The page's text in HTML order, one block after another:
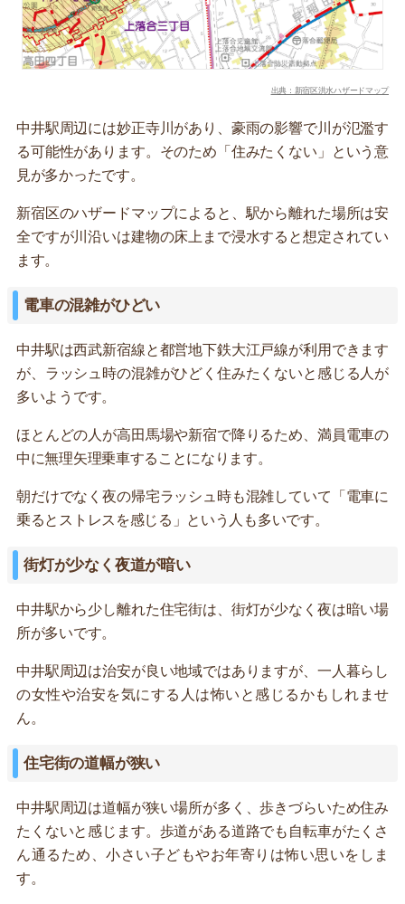
出典：新宿区洪水ハザードマップ
中井駅周辺には妙正寺川があり、豪雨の影響で川が氾濫す
る可能性があります。そのため「住みたくない」という意
見が多かったです。
新宿区のハザードマップによると、駅から離れた場所は安
全ですが川沿いは建物の床上まで浸水すると想定されてい
ます。
電車の混雑がひどい
中井駅は西武新宿線と都営地下鉄大江戸線が利用できます
が、ラッシュ時の混雑がひどく住みたくないと感じる人が
多いようです。
ほとんどの人が高田馬場や新宿で降りるため、満員電車の
中に無理矢理乗車することになります。
朝だけでなく夜の帰宅ラッシュ時も混雑していて「電車に
乗るとストレスを感じる」という人も多いです。
街灯が少なく夜道が暗い
中井駅から少し離れた住宅街は、街灯が少なく夜は暗い場
所が多いです。
中井駅周辺は治安が良い地域ではありますが、一人暮らし
の女性や治安を気にする人は怖いと感じるかもしれませ
ん。
住宅街の道幅が狭い
中井駅周辺は道幅が狭い場所が多く、歩きづらいため住み
たくないと感じます。歩道がある道路でも自転車がたくさ
ん通るため、小さい子どもやお年寄りは怖い思いをしま
す。